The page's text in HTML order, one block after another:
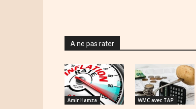
A ne pas rater
Amir Hamza WMC avec TAP